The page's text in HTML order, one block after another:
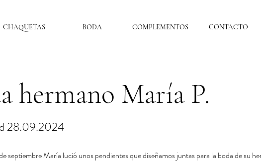
CHAQUETAS BODA COMPLEMENTOS CONTACTO
hermano María P.
28.09.2024
septiembre María lució unos pendientes que diseñamos juntas para la boda de su